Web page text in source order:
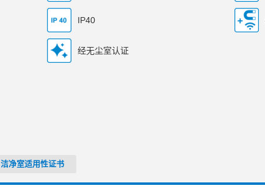
IP40
经无尘室认证
洁净室适用性证书